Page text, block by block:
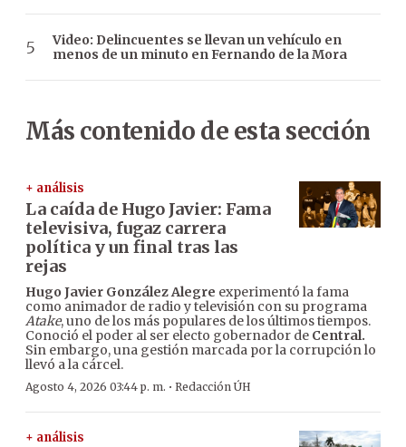
Video: Delincuentes se llevan un vehículo en
menos de un minuto en Fernando de la Mora
Más contenido de esta sección
+ análisis
La caída de Hugo Javier: Fama
televisiva, fugaz carrera
política y un final tras las
rejas
Hugo Javier González Alegre experimentó la fama
como animador de radio y televisión con su programa
Atake, uno de los más populares de los últimos tiempos.
Conoció el poder al ser electo gobernador de Central.
Sin embargo, una gestión marcada por la corrupción lo
llevó a la cárcel.
Agosto 4, 2026 03:44 p. m. · Redacción ÚH
+ análisis